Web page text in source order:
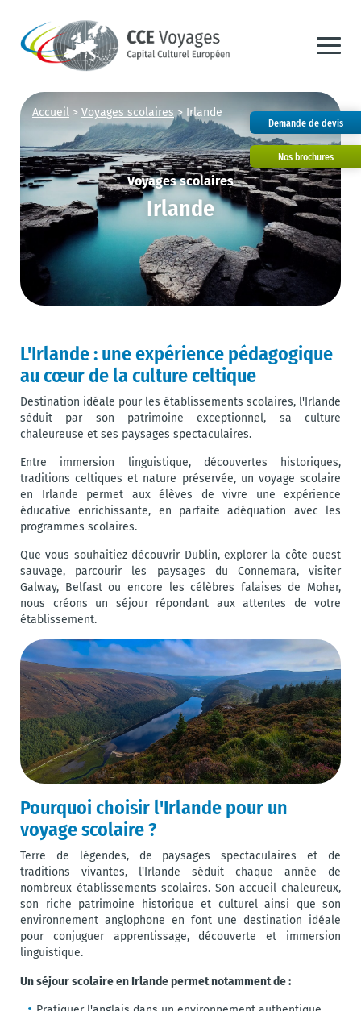
Demande de devis
Nos brochures
Accueil > Voyages scolaires > Irlande
Voyages scolaires
Irlande
L'Irlande : une expérience pédagogique
au cœur de la culture celtique
Destination idéale pour les établissements scolaires, l'Irlande
séduit par son patrimoine exceptionnel, sa culture
chaleureuse et ses paysages spectaculaires.
Entre immersion linguistique, découvertes historiques,
traditions celtiques et nature préservée, un voyage scolaire
en Irlande permet aux élèves de vivre une expérience
éducative enrichissante, en parfaite adéquation avec les
programmes scolaires.
Que vous souhaitiez découvrir Dublin, explorer la côte ouest
sauvage, parcourir les paysages du Connemara, visiter
Galway, Belfast ou encore les célèbres falaises de Moher,
nous créons un séjour répondant aux attentes de votre
établissement.
Pourquoi choisir l'Irlande pour un
voyage scolaire ?
Terre de légendes, de paysages spectaculaires et de
traditions vivantes, l'Irlande séduit chaque année de
nombreux établissements scolaires. Son accueil chaleureux,
son riche patrimoine historique et culturel ainsi que son
environnement anglophone en font une destination idéale
pour conjuguer apprentissage, découverte et immersion
linguistique.
Un séjour scolaire en Irlande permet notamment de :